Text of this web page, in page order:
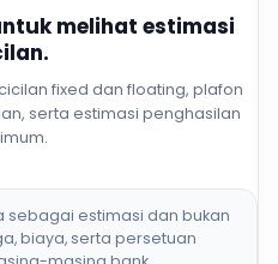
melihat estimasi
fixed dan floating, plafon
serta estimasi penghasilan
sebagai estimasi dan bukan
biaya, serta persetuan